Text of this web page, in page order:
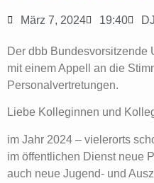
März 7, 2024 19:40
Der dbb Bundesvorsitzende
mit einem Appell an die
Personalvertretungen.
Liebe Kolleginnen und
im Jahr 2024 – vielerorts
im öffentlichen Dienst neue
auch neue Jugend- und